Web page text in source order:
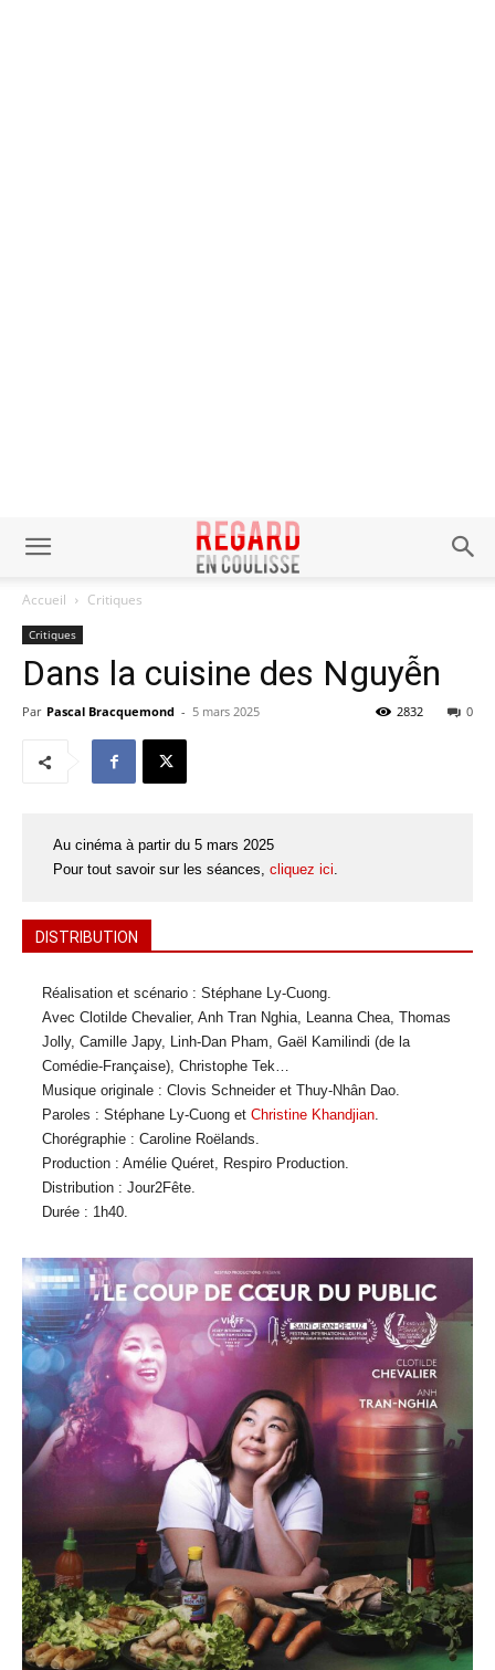
Accueil Critiques
Critiques
Dans la cuisine des Nguyễn
Par Pascal Bracquemond - 5 mars 2025 0
2832
Au cinéma à partir du 5 mars 2025
Pour tout savoir sur les séances, cliquez ici.
DISTRIBUTION
Réalisation et scénario : Stéphane Ly-Cuong.
Avec Clotilde Chevalier, Anh Tran Nghia, Leanna Chea, Thomas
Jolly, Camille Japy, Linh-Dan Pham, Gaël Kamilindi (de la
Comédie-Française), Christophe Tek…
Musique originale : Clovis Schneider et Thuy-Nhân Dao.
Paroles : Stéphane Ly-Cuong et Christine Khandjian.
Chorégraphie : Caroline Roëlands.
Production : Amélie Quéret, Respiro Production.
Distribution : Jour2Fête.
Durée : 1h40.